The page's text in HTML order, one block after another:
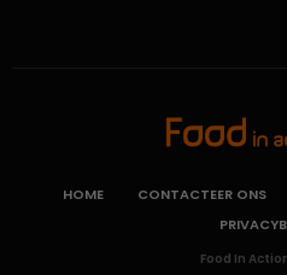
HOME CONTACTEER ONS
Food In